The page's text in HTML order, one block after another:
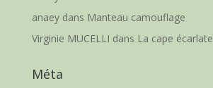
anaeydans Manteau camouflage
Virginie MUCELLI dans La cape écarlate
Méta